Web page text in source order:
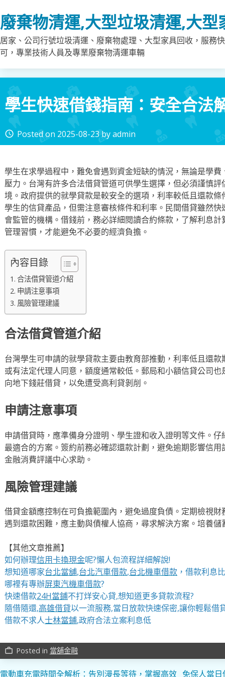
to
content
廢棄物清運,大型垃圾清運,大
居家、公司行號垃圾清運、廢棄物處理、大型家具回收，服務
可，專業技術人員及專業廢棄物清運車輛
學生快速借錢指南：安全合法
access_time Posted on 2025-08-23byadmin
學生在求學過程中，難免會遇到資金短缺的情況，無論是學
壓力。台灣有許多合法借貸管道可供學生選擇，但必須謹慎
境。政府提供的就學貸款是較安全的選項，利率較低且還款
學生的信貸產品，但需注意審核條件和利率。民間借貸雖然
會監管的機構。借錢前，務必詳細閱讀合約條款，了解利息
管理習慣，才能避免不必要的經濟負擔。
內容目錄
合法借貸管道介紹
申請注意事項
風險管理建議
合法借貸管道介紹
台灣學生可申請的就學貸款主要由教育部推動，利率低且還
或有法定代理人同意，額度通常較低。郵局和小額信貸公司
向地下錢莊借貸，以免遭受高利貸剝削。
申請注意事項
申請借貸時，應準備身分證明、學生證和收入證明等文件。
最適合的方案。簽約前務必確認還款計劃，避免逾期影響信
金融消費評議中心求助。
風險管理建議
借貸金額應控制在可負擔範圍內，避免過度負債。定期檢視
遇到還款困難，應主動與債權人協商，尋求解決方案。培養
【其他文章推薦】
如何辦理信用卡換現金呢?懶人包流程詳細解說!
想知道哪家台北當舖,台北汽車借款,台北機車借款，借款利息
哪裡有專辦屏東汽機車借款?
快速借款24H當鋪不打烊安心貸,想知道更多貸款流程?
隨借隨還,高雄借貸以一流服務,當日放款快速保密,讓你輕鬆借
借款不求人士林當鋪,政府合法立案利息低
work_outline Posted in 當舖金融
電動車充電時間全解析：告別漫長等待，掌握高效 免保人當